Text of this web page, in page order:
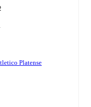
Platense